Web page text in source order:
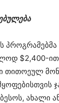
$2,400-
თითოეულ
ახალი